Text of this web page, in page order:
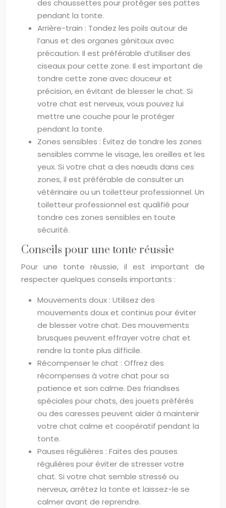
des chaussettes pour protéger ses pattes
pendant la tonte.
Arrière-train : Tondez les poils autour de
l’anus et des organes génitaux avec
précaution. Il est préférable d’utiliser des
ciseaux pour cette zone. Il est important de
tondre cette zone avec douceur et
précision, en évitant de blesser le chat. Si
votre chat est nerveux, vous pouvez lui
mettre une couche pour le protéger
pendant la tonte.
Zones sensibles : Évitez de tondre les zones
sensibles comme le visage, les oreilles et les
yeux. Si votre chat a des nœuds dans ces
zones, il est préférable de consulter un
vétérinaire ou un toiletteur professionnel. Un
toiletteur professionnel est qualifié pour
tondre ces zones sensibles en toute
sécurité.
Conseils pour une tonte réussie
Pour une tonte réussie, il est important de
respecter quelques conseils importants :
Mouvements doux : Utilisez des
mouvements doux et continus pour éviter
de blesser votre chat. Des mouvements
brusques peuvent effrayer votre chat et
rendre la tonte plus difficile.
Récompenser le chat : Offrez des
récompenses à votre chat pour sa
patience et son calme. Des friandises
spéciales pour chats, des jouets préférés
ou des caresses peuvent aider à maintenir
votre chat calme et coopératif pendant la
tonte.
Pauses régulières : Faites des pauses
régulières pour éviter de stresser votre
chat. Si votre chat semble stressé ou
nerveux, arrêtez la tonte et laissez-le se
calmer avant de reprendre.